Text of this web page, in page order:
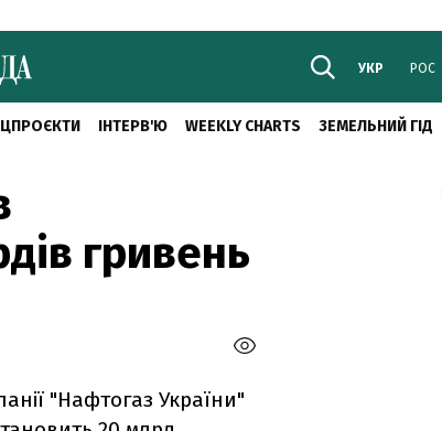
УКР РОС
ІНТЕРВ'Ю WEEKLY CHARTS ЗЕМЕЛЬНИЙ ГІД
гривень
"Нафтогаз України"